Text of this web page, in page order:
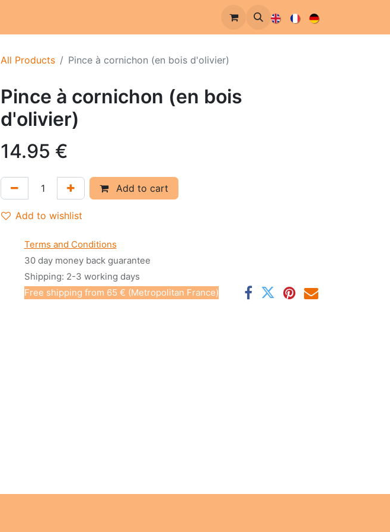
All Products Pince à cornichon (en bois d'olivier)
Pince à cornichon (en bois
d'olivier)
14.95 €
Add to cart
Add to wishlist
Terms and Conditions
30 day money back guarantee
Shipping: 2-3 working days
Free shipping from 65 € (Metropolitan France)